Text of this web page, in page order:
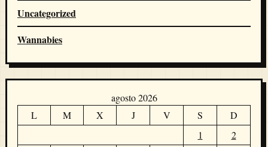
Uncategorized
Wannabies
agosto 2026
L
M X J V S
D
1
2